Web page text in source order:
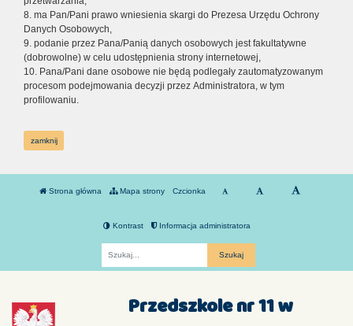
8. ma Pan/Pani prawo wniesienia skargi do Prezesa Urzędu Ochrony
Danych Osobowych,
9. podanie przez Pana/Panią danych osobowych jest fakultatywne
(dobrowolne) w celu udostępnienia strony internetowej,
10. Pana/Pani dane osobowe nie będą podlegały zautomatyzowanym
procesom podejmowania decyzji przez Administratora, w tym
profilowaniu.
zamknij
Strona główna Mapa strony Czcionka
Kontrast Informacja administratora
Przedszkole nr 11 w